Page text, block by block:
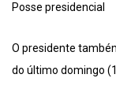
Posse presidencial
O presidente
do último domingo